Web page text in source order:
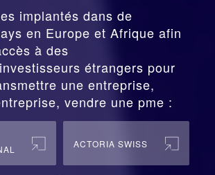
implantés dans de
en Europe et Afrique afin
à des
étrangers pour
une entreprise,
vendre une pme :
ACTORIA SWISS